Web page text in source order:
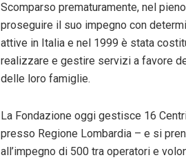
Scomparso prematuramente, nel
proseguire il suo impegno con
attive in Italia e nel 1999 è stata
realizzare e gestire servizi a favore
delle loro famiglie.
La Fondazione oggi gestisce 16
presso Regione Lombardia – e si
all’impegno di 500 tra operatori e